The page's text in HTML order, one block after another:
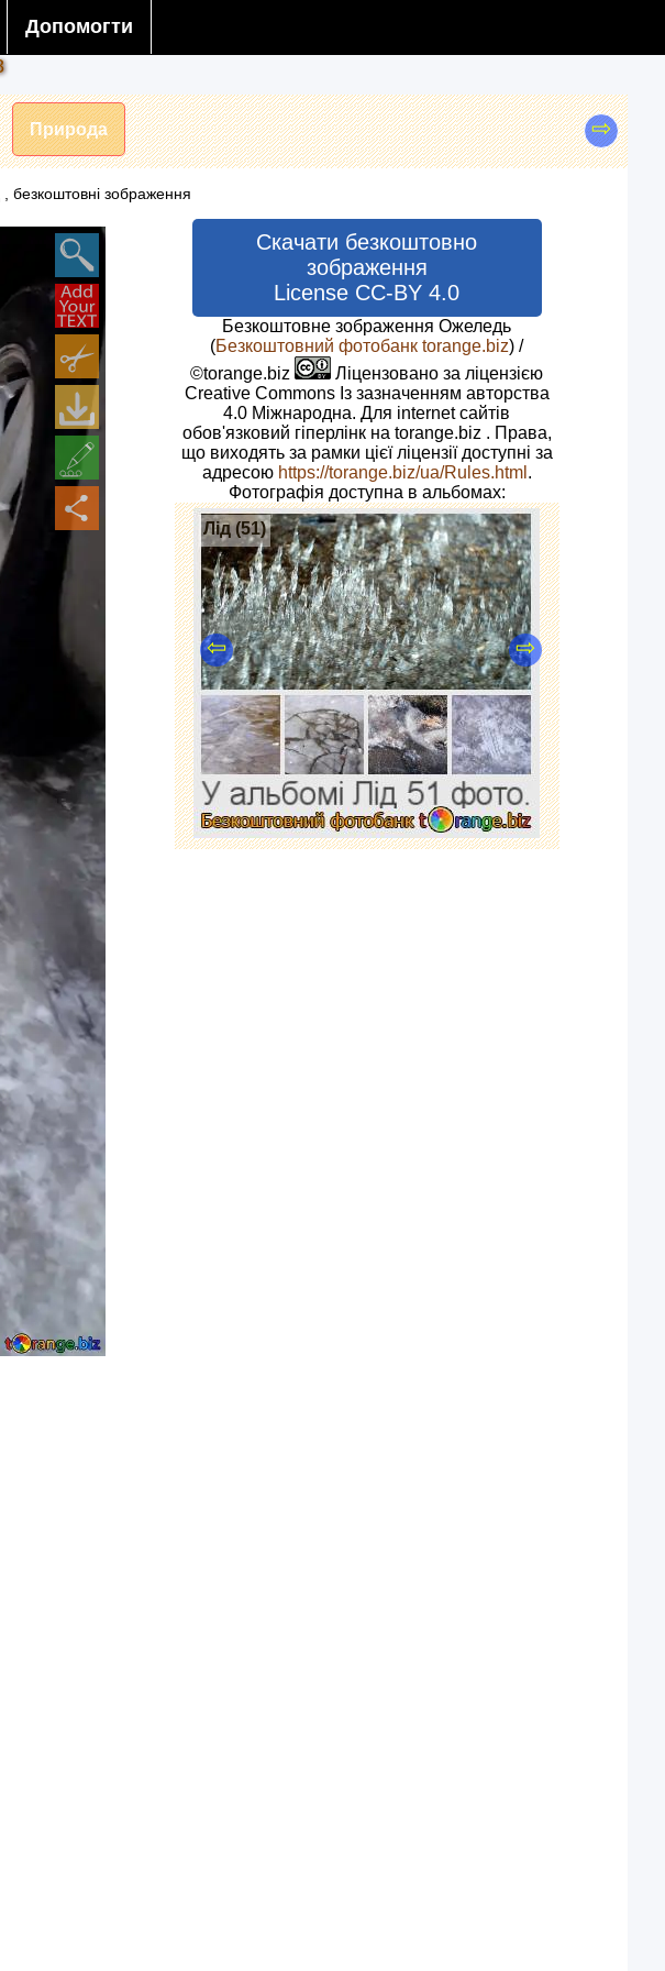
Допомогти
Природа ⇨
безкоштовні зображення
Скачати безкоштовно
зображення
License CC-BY 4.0
Безкоштовне зображення Ожеледь
(Безкоштовний фотобанк torange.biz) /
©torange.biz
Ліцензовано за ліцензією
Creative Commons Із зазначенням авторства
4.0 Міжнародна. Для internet сайтів
обов'язковий гіперлінк на torange.biz . Права,
що виходять за рамки цієї ліцензії доступні за
адресою https://torange.biz/ua/Rules.html .
Фотографія доступна в альбомах:
Лід (51)
⇦ ⇨